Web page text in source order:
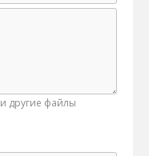
другие файлы